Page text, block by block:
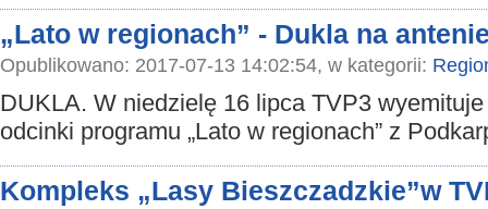
„Lato w regionach” - Dukla na
Opublikowano: 2017-07-13 14:02:54, w kategorii:
DUKLA. W niedzielę 16 lipca TVP3
odcinki programu „Lato w regionach” z
Kompleks „Lasy Bieszczadzkie”w